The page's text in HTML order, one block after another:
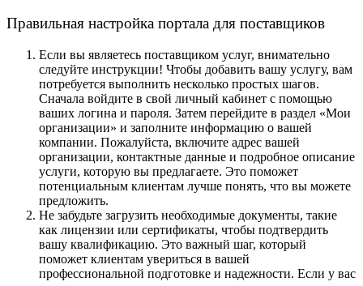
Правильная настройка портала для поставщиков
Если вы являетесь поставщиком услуг, внимательно
следуйте инструкции! Чтобы добавить вашу услугу, вам
потребуется выполнить несколько простых шагов.
Сначала войдите в свой личный кабинет с помощью
ваших логина и пароля. Затем перейдите в раздел «Мои
организации» и заполните информацию о вашей
компании. Пожалуйста, включите адрес вашей
организации, контактные данные и подробное описание
услуги, которую вы предлагаете. Это поможет
потенциальным клиентам лучше понять, что вы можете
предложить.
Не забудьте загрузить необходимые документы, такие
как лицензии или сертификаты, чтобы подтвердить
вашу квалификацию. Это важный шаг, который
поможет клиентам увериться в вашей
профессиональной подготовке и надежности. Если у вас